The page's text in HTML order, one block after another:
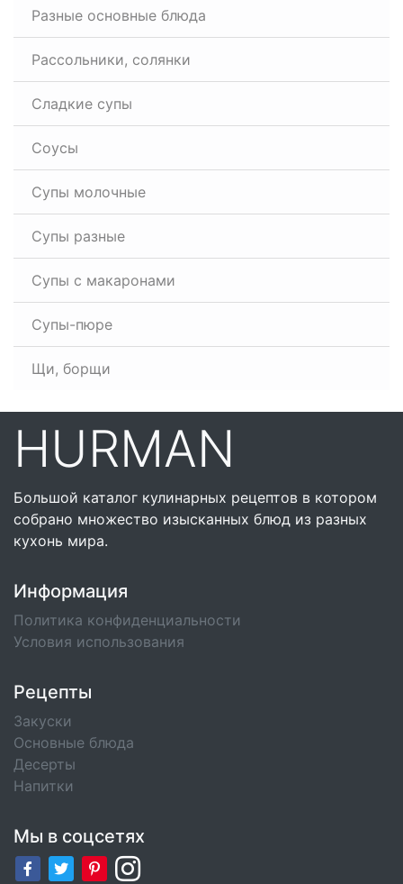
Разные основные блюда
Рассольники, солянки
Сладкие супы
Соусы
Супы молочные
Супы разные
Супы с макаронами
Супы-пюре
Щи, борщи
HURMAN
Большой каталог кулинарных рецептов в котором
собрано множество изысканных блюд из разных
кухонь мира.
Информация
Политика конфиденциальности
Условия использования
Рецепты
Закуски
Основные блюда
Десерты
Напитки
Мы в соцсетях